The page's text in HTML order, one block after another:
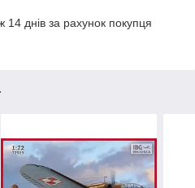
днів за рахунок покупця